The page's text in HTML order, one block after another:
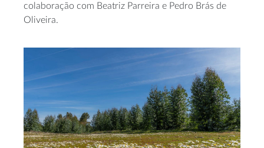
colaboração com Beatriz Parreira e Pedro Brás de
Oliveira.